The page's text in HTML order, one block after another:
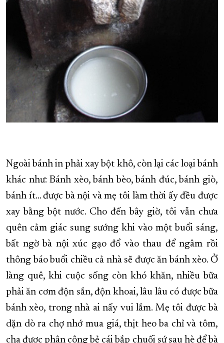
Ngoài bánh in phải xay bột khô, còn lại các loại bánh
khác như: Bánh xèo, bánh bèo, bánh đúc, bánh giò,
bánh ít… được bà nội và mẹ tôi làm thời ấy đều được
xay bằng bột nước. Cho đến bây giờ, tôi vẫn chưa
quên cảm giác sung sướng khi vào một buổi sáng,
bất ngờ bà nội xúc gạo đổ vào thau để ngâm rồi
thông báo buổi chiều cả nhà sẽ được ăn bánh xèo. Ở
làng quê, khi cuộc sống còn khó khăn, nhiều bữa
phải ăn cơm độn sắn, độn khoai, lâu lâu có được bữa
bánh xèo, trong nhà ai nấy vui lắm. Mẹ tôi được bà
dặn dò ra chợ nhớ mua giá, thịt heo ba chỉ và tôm,
cha được phân công bẻ cái bắp chuối sứ sau hè để bà